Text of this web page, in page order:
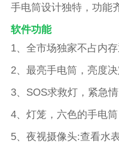
手电筒设计独特，功能
软件功能
1、全市场独家不占内
2、最亮手电筒，亮度决
3、SOS求救灯，紧急情
4、灯笼，六色的手电
5、夜视摄像头:查看水